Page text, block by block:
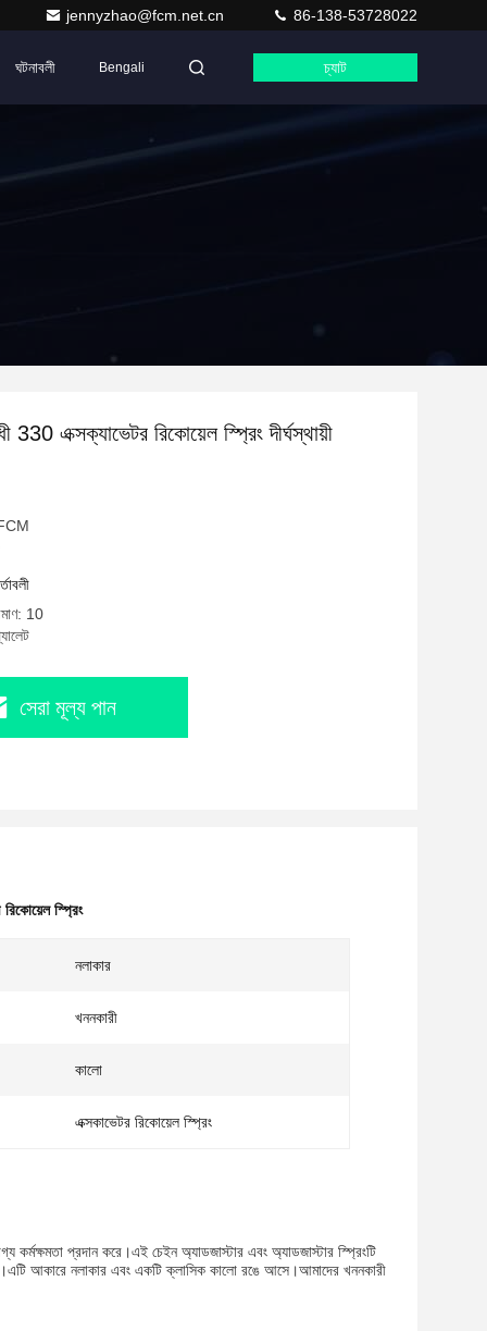
jennyzhao@fcm.net.cn 86-138-53728022
ঘটনাবলী Bengali চ্যাট
330 এক্সক্যাভেটর রিকোয়েল স্প্রিং দীর্ঘস্থায়ী
10
সেরা মূল্য পান
রিকোয়েল স্প্রিং
নলাকার
খননকারী
কালো
এক্সকাভেটর রিকোয়েল স্প্রিং
কর্মক্ষমতা প্রদান করে।এই চেইন অ্যাডজাস্টার এবং অ্যাডজাস্টার স্প্রিংটি
আকারে নলাকার এবং একটি ক্লাসিক কালো রঙে আসে।আমাদের খননকারী